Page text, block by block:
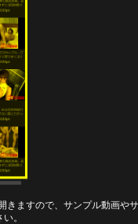
きますので、サンプル動画や
。